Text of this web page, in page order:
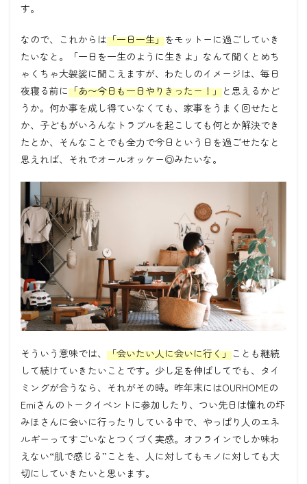
す。
なので、これからは「一日一生」をモットーに過ごしていき
たいなと。「一日を一生のように生きよ」なんて聞くとめち
ゃくちゃ大袈裟に聞こえますが、わたしのイメージは、毎日
夜寝る前に「あ〜今日も一日やりきったー！」と思えるかど
うか。何か事を成し得ていなくても、家事をうまく回せたと
か、子どもがいろんなトラブルを起こしても何とか解決でき
たとか、そんなことでも全力で今日という日を過ごせたなと
思えれば、それでオールオッケー◎みたいな。
そういう意味では、 「会いたい人に会いに行く」ことも継続
して続けていきたいことです。少し足を伸ばしてでも、タイ
ミングが合うなら、それがその時。昨年末にはOURHOMEの
Emiさんのトークイベントに参加したり、つい先日は憧れの圷
みほさんに会いに行ったりしている中で、やっぱり人のエネ
ルギーってすごいなとつくづく実感。オフラインでしか味わ
えない“肌で感じる” ことを、人に対してもモノに対しても大
切にしていきたいと思います。